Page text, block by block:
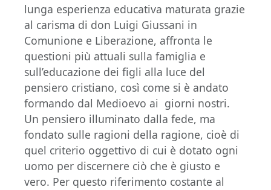
lunga esperienza educativa maturata grazie
al carisma di don Luigi Giussani in
Comunione e Liberazione, affronta le
questioni più attuali sulla famiglia e
sull’educazione dei figli alla luce del
pensiero cristiano, così come si è andato
formando dal Medioevo ai giorni nostri.
Un pensiero illuminato dalla fede, ma
fondato sulle ragioni della ragione, cioè di
quel criterio oggettivo di cui è dotato ogni
uomo per discernere ciò che è giusto e
vero. Per questo riferimento costante al